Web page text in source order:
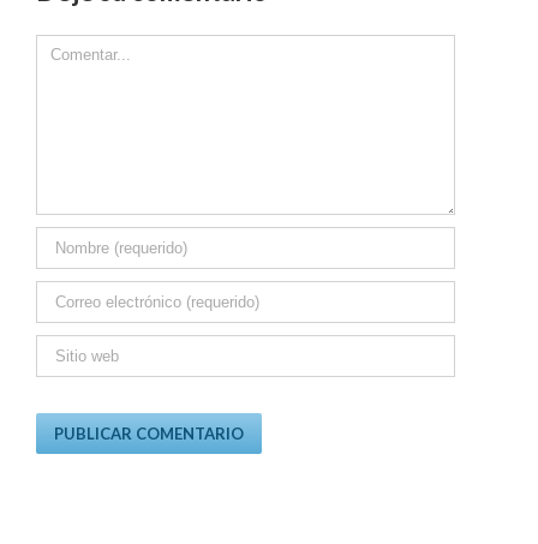
Comment